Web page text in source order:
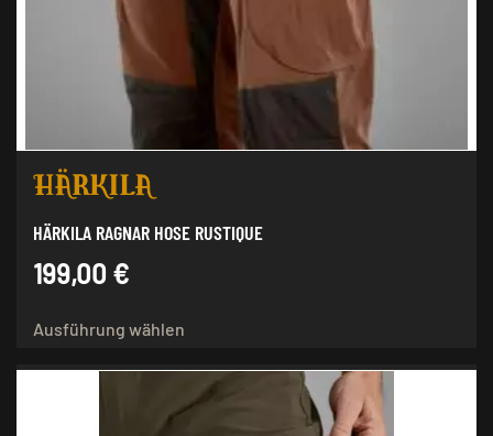
HÄRKILA RAGNAR HOSE RUSTIQUE
199,00 €
Ausführung wählen
mehrere
Varianten